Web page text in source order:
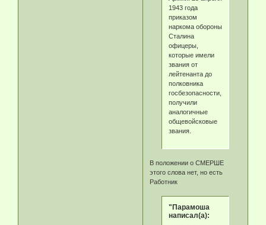
1943 года
приказом
наркома обороны
Сталина
офицеры,
которые имели
звания от
лейтенанта до
полковника
госбезопасности,
получили
аналогичные
общевойсковые
звания.
В положении о СМЕРШЕ
этого слова нет, но есть
Работник
"Парамоша
написал(а):